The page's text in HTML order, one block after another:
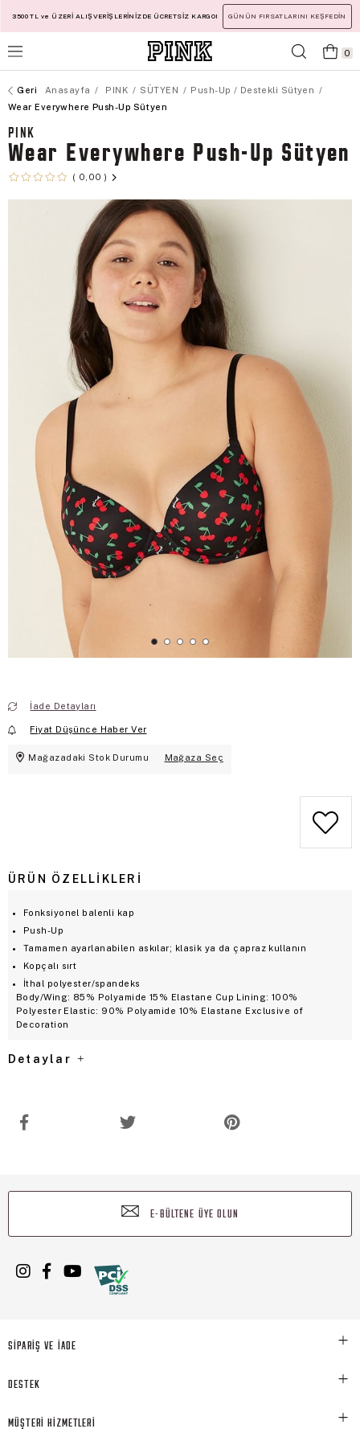
3500 TL ve ÜZERİ ALIŞVERİŞLERİNİZDE ÜCRETSİZ KARGO! GÜNÜN FIRSATLARINI KEŞFEDİN
0
Anasayfa PINK SÜTYEN
Push-Up / Destekli Sütyen
Wear Everywhere Push-Up Sütyen
PINK
Wear Everywhere Push-Up Sütyen
0,00
İade Detayları
Fiyat Düşünce Haber Ver
Mağazadaki Stok Durumu Mağaza Seç
ÜRÜN ÖZELLIKLERI
Fonksiyonel balenli kap
Push-Up
Tamamen ayarlanabilen askılar; klasik ya da çapraz kullanın
Kopçalı sırt
İthal polyester/spandeks
Body/Wing: 85% Polyamide 15% Elastane Cup Lining: 100%
Polyester Elastic: 90% Polyamide 10% Elastane Exclusive of
Decoration
Detaylar
E-BÜLTENE ÜYE OLUN
SİPARİŞ VE İADE
DESTEK
MÜŞTERİ HİZMETLERİ